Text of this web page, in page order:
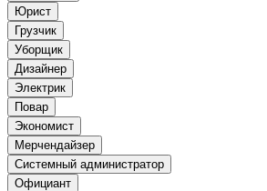
Юрист
Грузчик
Уборщик
Дизайнер
Электрик
Повар
Экономист
Мерчендайзер
Системный администратор
Официант